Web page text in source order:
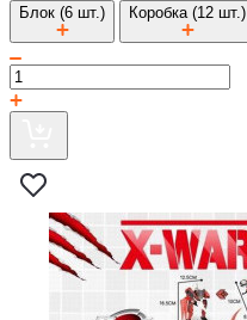
Блок (6 шт.) Коробка (12 шт.)